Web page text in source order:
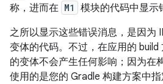
称，进而在 M1
模块的代码中显示
之所以显示这些错误消息，是因为
变体的代码。不过，在应用的
的变体不会产生任何影响；因为在
使用的是您的 Gradle 构建方案中